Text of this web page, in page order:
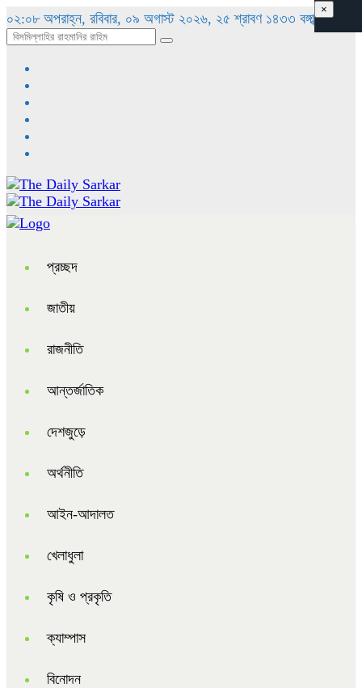
০২:০৮ অপরাহ্ন, রবিবার, ০৯ অগাস্ট ২০২৬, ২৫ শ্রাবণ ১৪৩৩ বঙ্গাব্দ
প্রচ্ছদ
জাতীয়
রাজনীতি
আন্তর্জাতিক
দেশজুড়ে
অর্থনীতি
আইন-আদালত
খেলাধুলা
কৃষি ও প্রকৃতি
ক্যাম্পাস
বিনোদন
×